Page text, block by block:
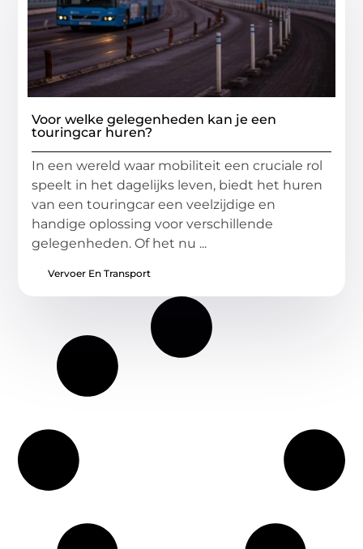
Voor welke gelegenheden kan je een
touringcar huren?
In een wereld waar mobiliteit een cruciale rol
speelt in het dagelijks leven, biedt het huren
van een touringcar een veelzijdige en
handige oplossing voor verschillende
gelegenheden. Of het nu ...
Vervoer En Transport